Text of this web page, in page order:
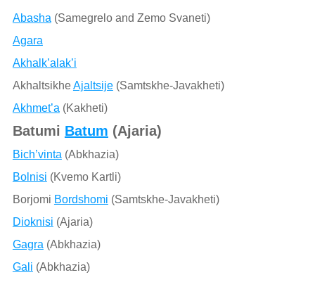
Abasha (Samegrelo and Zemo Svaneti)
Agara
Akhalk’alak’i
AkhaltsikheAjaltsije(Samtskhe-Javakheti)
Akhmet’a (Kakheti)
Batumi Batum (Ajaria)
Bich’vinta (Abkhazia)
Bolnisi (Kvemo Kartli)
Borjomi Bordshomi (Samtskhe-Javakheti)
Dioknisi (Ajaria)
Gagra (Abkhazia)
Gali (Abkhazia)